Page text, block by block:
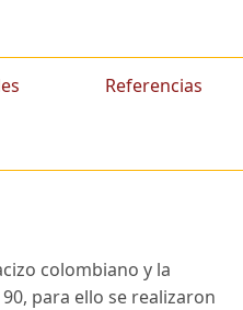
Referencias
colombiano y la
para ello se realizaron